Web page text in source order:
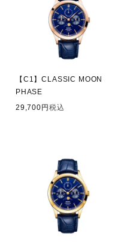
【C1】CLASSIC MOON
PHASE
29,700
税込